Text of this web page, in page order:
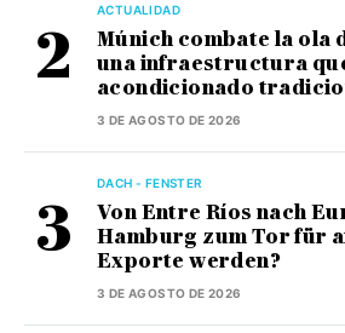
ACTUALIDAD
Múnich combate la ola
una infraestructura
acondicionado
3 DE AGOSTO DE 2026
DACH - FENSTER
Von Entre Ríos nach
Hamburg zum Tor für
Exporte werden?
3 DE AGOSTO DE 2026